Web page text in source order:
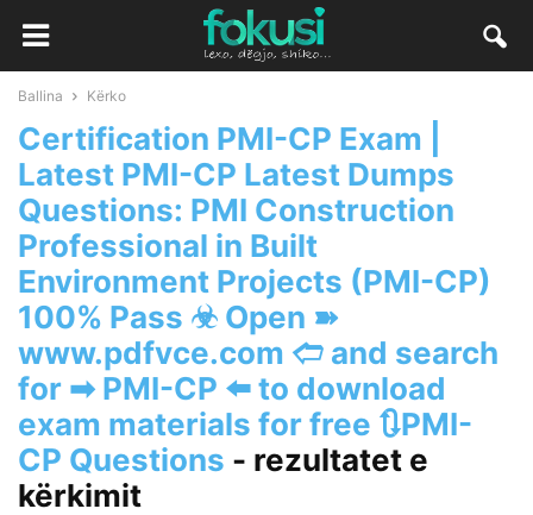
Ballina Kërko
Certification PMI-CP Exam |
Latest PMI-CP Latest Dumps
Questions: PMI Construction
Professional in Built
Environment Projects (PMI-CP)
100% Pass ☣ Open ➽
www.pdfvce.com 🢪 and search
for ➡ PMI-CP ️⬅️ to download
exam materials for free 🔃PMI-
CP Questions - rezultatet e
kërkimit